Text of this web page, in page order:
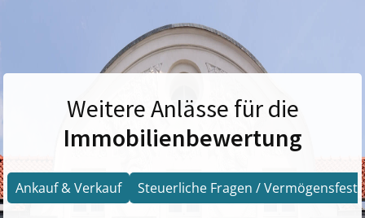
Weitere Anlässe für die
Immobilienbewertung
Ankauf & Verkauf Steuerliche Fragen /